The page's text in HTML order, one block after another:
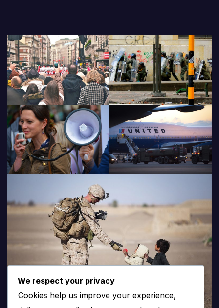
We respect your privacy
Cookies help us improve your experience,